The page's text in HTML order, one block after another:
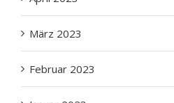
März 2023
Februar 2023
Januar 2023